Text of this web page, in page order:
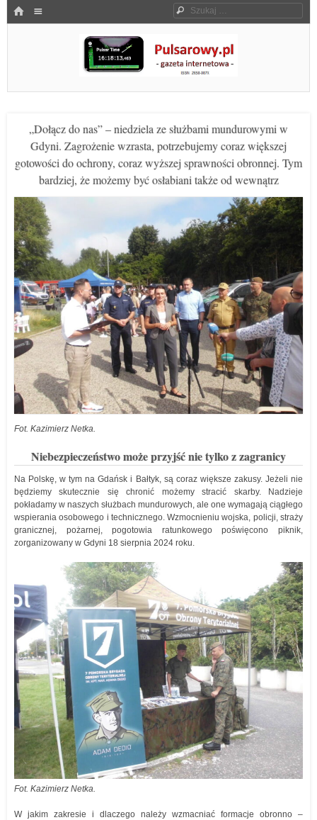
HOME Szukaj
Pulsarowy.pl
„Dołącz do nas” – niedziela ze służbami mundurowymi w
Gdyni. Zagrożenie wzrasta, potrzebujemy coraz większej
gotowości do ochrony, coraz wyższej sprawności obronnej. Tym
bardziej, że możemy być osłabiani także od wewnątrz
Fot. Kazimierz Netka.
Niebezpieczeństwo może przyjść nie tylko z zagranicy
Na Polskę, w tym na Gdańsk i Bałtyk, są coraz większe zakusy. Jeżeli nie
będziemy skutecznie się chronić możemy stracić skarby. Nadzieje
pokładamy w naszych służbach mundurowych, ale one wymagają ciągłego
wspierania osobowego i technicznego. Wzmocnieniu wojska, policji, straży
granicznej, pożarnej, pogotowia ratunkowego poświęcono piknik,
zorganizowany w Gdyni 18 sierpnia 2024 roku.
Fot. Kazimierz Netka.
W jakim zakresie i dlaczego należy wzmacniać formacje obronno –